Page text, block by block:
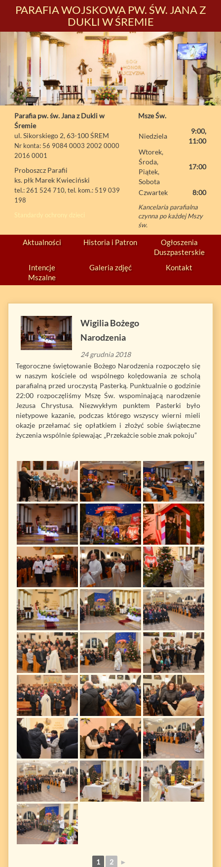
PARAFIA WOJSKOWA PW. ŚW. JANA Z
DUKLI W ŚREMIE
Parafia pw. św. Jana z Dukli w
Śremie
ul. Sikorskiego 2, 63-100 ŚREM
Nr konta: 56 9084 0003 2002 0000
2016 0001
Proboszcz Parafii
ks. płk Marek Kwieciński
tel.: 261 524 710, tel. kom.: 519 039
198
Standardy ochrony dzieci
Msze Św.
Niedziela
9:00,
11:00
Wtorek,
Środa,
Piątek,
Sobota
17:00
Czwartek 8:00
Kancelaria parafialna
czynna po każdej Mszy
św.
Aktualności Historia i Patron
Ogłoszenia
Duszpasterskie
Intencje
Mszalne
Galeria zdjęć Kontakt
Wigilia Bożego
Narodzenia
24 grudnia 2018
Tegoroczne świętowanie Bożego Narodzenia rozpoczęło się
w naszym kościele od wspólnego kolędowania ze scholą
parafialną przed uroczystą Pasterką. Punktualnie o godzinie
22:00 rozpoczęliśmy Mszę Św. wspominającą narodzenie
Jezusa Chrystusa. Niezwykłym punktem Pasterki było
nietypowe kazanie, podczas którego wszyscy wierni mieli
okazje przełamać się opłatkiem i złożyć sobie świąteczne
życzenia wspólnie śpiewając „Przekażcie sobie znak pokoju”
1 2 ►